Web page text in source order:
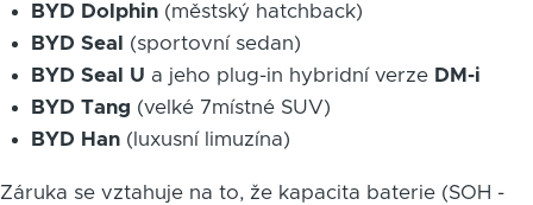
BYD Dolphin(městský hatchback)
BYD Seal
(sportovní sedan)
BYD Seal U a jeho plug-in hybridní verze DM-i
BYD Tang (velké 7místné SUV)
BYD Han(luxusní limuzína)
Záruka se vztahuje na to, že kapacita baterie (SOH -